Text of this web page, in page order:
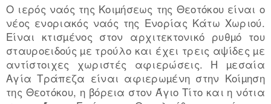
Ο ιερός ναός της Κοιµήσεως της Θεοτόκου είναι ο
νέος ενοριακός ναός της Ενορίας Κάτω Χωριού.
Είναι κτισµένος στον αρχιτεκτονικό ρυθµό του
σταυροειδούς µε τρούλο και έχει τρεις αψίδες µε
αντίστοιχες χωριστές αφιερώσεις. Η µεσαία
Αγία Τράπεζα είναι αφιερωµένη στην Κοίµηση
της Θεοτόκου, η βόρεια στον Άγιο Τίτο και η νότια